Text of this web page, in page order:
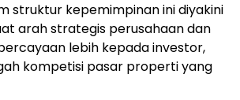
struktur kepemimpinan ini diyakini
arah strategis perusahaan dan
lebih kepada investor,
kompetisi pasar properti yang